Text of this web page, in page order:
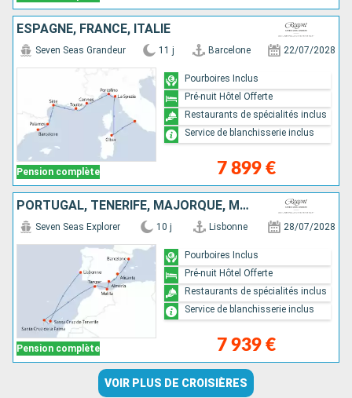
ESPAGNE, FRANCE, ITALIE
Pension complète
Seven Seas Grandeur 11 j Barcelone 22/07/2028
7 899 €
Pourboires Inclus
Pré-nuit Hôtel Offerte
Restaurants de spécialités inclus
Service de blanchisserie inclus
PORTUGAL, TENERIFE, MAJORQUE, MAROC, ESPAGNE
Pension complète
Seven Seas Explorer 10 j Lisbonne 28/07/2028
7 939 €
Pourboires Inclus
Pré-nuit Hôtel Offerte
Restaurants de spécialités inclus
Service de blanchisserie inclus
VOIR PLUS DE CROISIÈRES